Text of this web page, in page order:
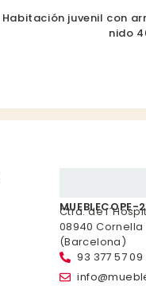
Habitación juvenil con
nido
MUEBLECOPE-
Ctra. de
08940
(Barcelona)
93 377 57 09